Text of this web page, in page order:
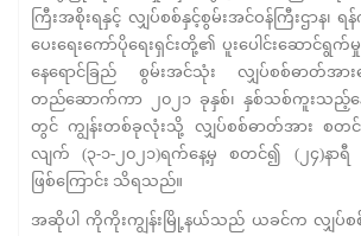
ကြီးအစိုးရနှင့် လျှပ်စစ်နှင့်စွမ်းအင်ဝန်ကြီးဌာန၊
ပေးရေးကော်ပိုရေးရှင်းတို့၏ ပူးပေါင်းဆောင်ရွက်
နေရောင်ခြည် စွမ်းအင်သုံး လျှပ်စစ်ဓာတ်အ
တည်ဆောက်ကာ ၂၀၂၁ ခုနှစ်၊ နှစ်သစ်ကူးသည့်နေ့
တွင် ကျွန်းတစ်ခုလုံးသို့ လျှပ်စစ်ဓာတ်အား စ
လျက် (၃-၁-၂၀၂၁)ရက်နေ့မှ စတင်၍ (၂၄)နာရီ ဖ
ဖြစ်ကြောင်း သိရသည်။
အဆိုပါ ကိုကိုးကျွန်းမြို့နယ်သည် ယခင်က လျှပ်စ